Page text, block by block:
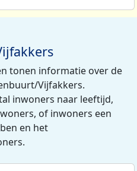
tonen informatie over de
Vijfakkers.
inwoners naar leeftijd,
of inwoners een
en het